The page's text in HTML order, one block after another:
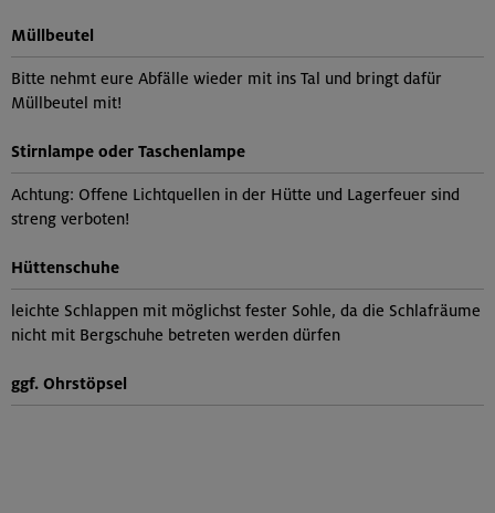
Müllbeutel
Bitte nehmt eure Abfälle wieder mit ins Tal und bringt dafür
Müllbeutel mit!
Stirnlampe oder Taschenlampe
Achtung: Offene Lichtquellen in der Hütte und Lagerfeuer sind
streng verboten!
Hüttenschuhe
leichte Schlappen mit möglichst fester Sohle, da die Schlafräume
nicht mit Bergschuhe betreten werden dürfen
ggf. Ohrstöpsel